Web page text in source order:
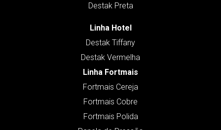
Destak Preta
Linha Hotel
Destak Tiffany
Destak Vermelha
Linha Fortmais
Fortmais Cereja
Fortmais Cobre
Fortmais Polida